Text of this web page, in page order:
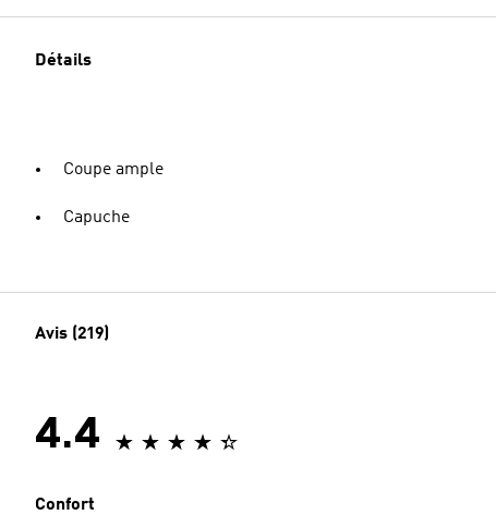
Détails
Coupe ample
Capuche
Avis (219)
4.4
Confort